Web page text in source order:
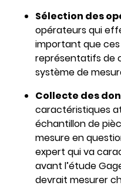
Sélection des
opérateurs qui
important que
représentatifs de
système de
Collecte des
caractéristiques
échantillon de
mesure en
expert qui va
avant l’étude
devrait mesurer